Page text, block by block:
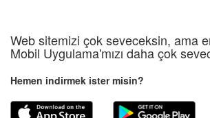
Web sitemizi çok seveceksin, ama
Mobil Uygulama'mızı daha çok
Hemen indirmek ister misin?